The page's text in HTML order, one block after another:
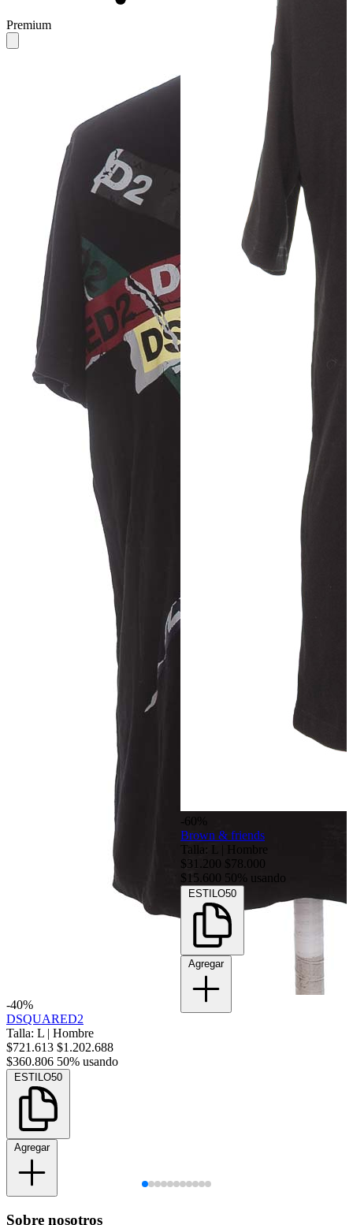
Premium
-40%
DSQUARED2
Talla: L | Hombre
$721.613 $1.202.688
$360.806 50% usando
ESTILO50
Agregar
-60%
Brown & friends
Talla: L
Hombre
$31.200 $78.000
$15.600 50% usando
ESTILO50
Agregar
Sobre nosotros